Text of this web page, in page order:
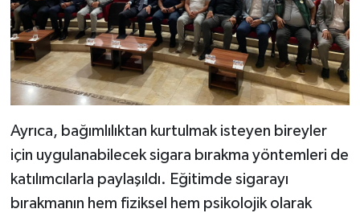
Ayrıca, bağımlılıktan kurtulmak isteyen bireyler
için uygulanabilecek sigara bırakma yöntemleri de
katılımcılarla paylaşıldı. Eğitimde sigarayı
bırakmanın hem fiziksel hem psikolojik olarak